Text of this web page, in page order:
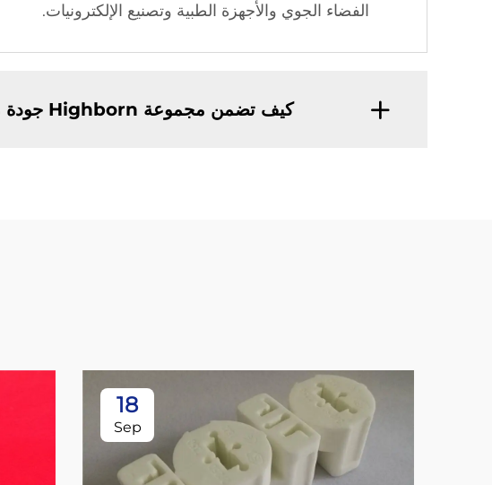
الفضاء الجوي والأجهزة الطبية وتصنيع الإلكترونيات.
كيف تضمن مجموعة Highborn جودة منتجاتها من ZrO2؟
18
Sep